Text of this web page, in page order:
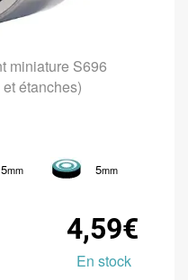
miniature S696
étanches)
mm 5mm
4,59€
En stock